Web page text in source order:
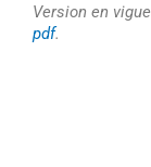
Version en
pdf.